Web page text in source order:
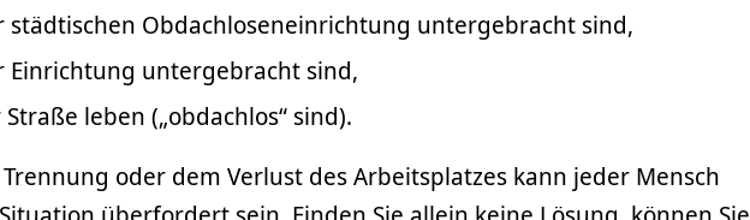
städtischen Obdachloseneinrichtung untergebracht sind,
Einrichtung untergebracht sind,
leben („obdachlos“ sind).
oder dem Verlust des Arbeitsplatzes kann jeder Mensch